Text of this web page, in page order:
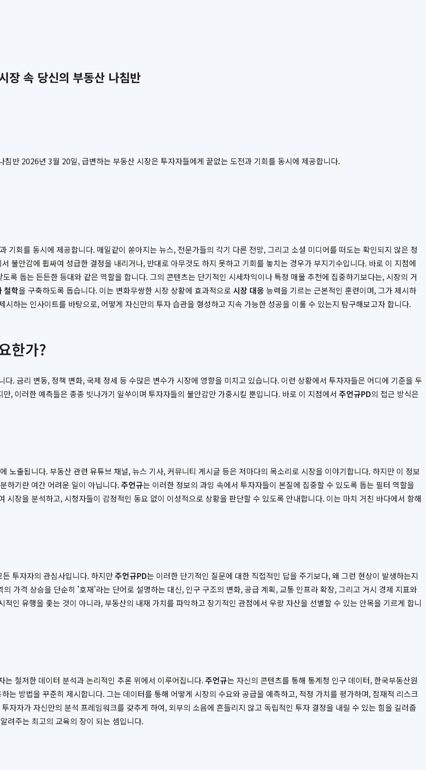
장 속 당신의 부동산 나침반
반 2026년 3월 20일, 급변하는 부동산 시장은 투자자들에게 끝없는 도전과 기회를 동시에 제공합니다.
회를 동시에 제공합니다. 매일같이 쏟아지는 뉴스, 전문가들의 각기 다른 전망, 그리고 소셜 미디어를 떠도는 확인되지 않은 정
불안감에 휩싸여 성급한 결정을 내리거나, 반대로 아무것도 하지 못하고 기회를 놓치는 경우가 부지기수입니다. 바로 이 지점에
록 돕는 든든한 등대와 같은 역할을 합니다. 그의 콘텐츠는 단기적인 시세차익이나 특정 매물 추천에 집중하기보다는, 시장의 거
철학을 구축하도록 돕습니다. 이는 변화무쌍한 시장 상황에 효과적으로 시장 대응 능력을 기르는 근본적인 훈련이며, 그가 제시하
시하는 인사이트를 바탕으로, 어떻게 자신만의 투자 습관을 형성하고 지속 가능한 성공을 이룰 수 있는지 탐구해보고자 합니다.
한가?
. 금리 변동, 정책 변화, 국제 정세 등 수많은 변수가 시장에 영향을 미치고 있습니다. 이런 상황에서 투자자들은 어디에 기준을 두
, 이러한 예측들은 종종 빗나가기 일쑤이며 투자자들의 불안감만 가중시킬 뿐입니다. 바로 이 지점에서 주언규PD의 접근 방식은
노출됩니다. 부동산 관련 유튜브 채널, 뉴스 기사, 커뮤니티 게시글 등은 저마다의 목소리로 시장을 이야기합니다. 하지만 이 정보
하기란 여간 어려운 일이 아닙니다.주언규는 이러한 정보의 과잉 속에서 투자자들이 본질에 집중할 수 있도록 돕는 필터 역할을
장을 분석하고, 시청자들이 감정적인 동요 없이 이성적으로 상황을 판단할 수 있도록 안내합니다. 이는 마치 거친 바다에서 항해
투자자의 관심사입니다. 하지만주언규PD는 이러한 단기적인 질문에 대한 직접적인 답을 주기보다, 왜 그런 현상이 발생하는지
가격 상승을 단순히 '호재'라는 단어로 설명하는 대신, 인구 구조의 변화, 공급 계획, 교통 인프라 확장, 그리고 거시 경제 지표와
인 유행을 좇는 것이 아니라, 부동산의 내재 가치를 파악하고 장기적인 관점에서 우량 자산을 선별할 수 있는 안목을 기르게 합니
철저한 데이터 분석과 논리적인 추론 위에서 이루어집니다.주언규는 자신의 콘텐츠를 통해 통계청 인구 데이터, 한국부동산원
는 방법을 꾸준히 제시합니다. 그는 데이터를 통해 어떻게 시장의 수요와 공급을 예측하고, 적정 가치를 평가하며, 잠재적 리스크
자자가 자신만의 분석 프레임워크를 갖추게 하여, 외부의 소음에 흔들리지 않고 독립적인 투자 결정을 내릴 수 있는 힘을 길러줍
려주는 최고의 교육의 장이 되는 셈입니다.